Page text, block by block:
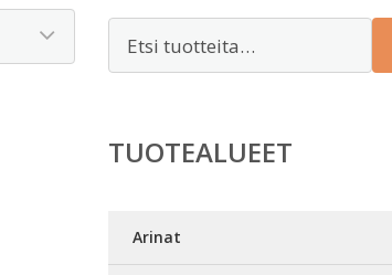
TUOTEALUEET
Arinat